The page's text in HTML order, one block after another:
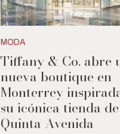
MODA
Tiffany & Co. abre
nueva boutique en
Monterrey
su icónica tienda
Quinta Avenida